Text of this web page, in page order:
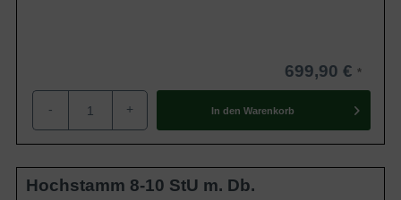
699,90 €
- + In den Warenkorb
Hochstamm 8-10 StU m. Db.